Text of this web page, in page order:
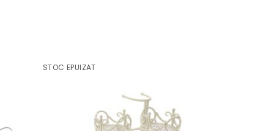
STOC EPUIZAT